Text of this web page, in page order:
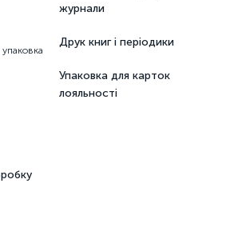
журнали
Друк книг і періодики
Упаковка для карток
лояльності